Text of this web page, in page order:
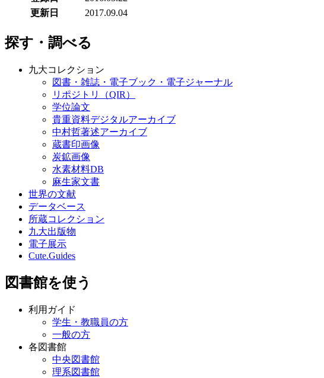
更新日
2017.09.04
探す・調べる
九大コレクション
図書・雑誌・電子ブック・電子ジャーナル
リポジトリ（QIR）
学位論文
貴重資料デジタルアーカイブ
中村哲著述アーカイブ
蔵書印画像
炭鉱画像
水素材料DB
麻生家文書
世界の文献
データベース
所蔵コレクション
九大出版物
電子展示
Cute.Guides
図書館を使う
利用ガイド
学生・教職員の方
一般の方
各図書館
中央図書館
理系図書館